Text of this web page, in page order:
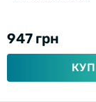
947 грн